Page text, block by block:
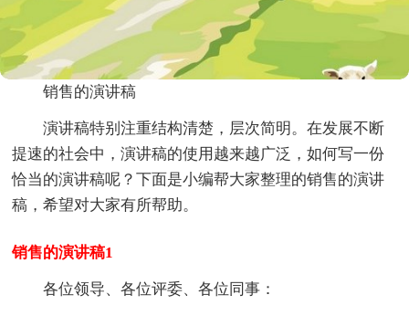
销售的演讲稿
演讲稿特别注重结构清楚，层次简明。在发展不断
提速的社会中，演讲稿的使用越来越广泛，如何写一份
恰当的演讲稿呢？下面是小编帮大家整理的销售的演讲
稿，希望对大家有所帮助。
销售的演讲稿1
各位领导、各位评委、各位同事：